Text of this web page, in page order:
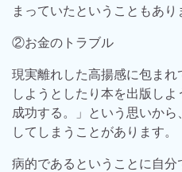
まっていたということもあり
②お金のトラブル
現実離れした高揚感に包ま
しようとしたり本を出版しよ
成功する。」という思いか
してしまうことがあります。
病的であるということに自